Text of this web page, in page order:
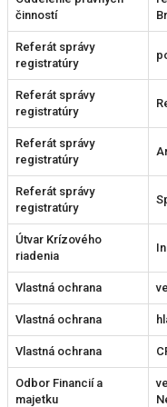
činností
Referát správy
registratúry
Referát správy
registratúry
Referát správy
registratúry
Referát správy
registratúry
Útvar Krízového
riadenia
Vlastná ochrana
Vlastná ochrana
Vlastná ochrana
Odbor Financií a
majetku